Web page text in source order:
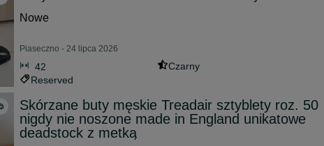
Nowe
Piaseczno - 24 lipca 2026
42
Czarny
Reserved
Skórzane buty męskie Treadair sztyblety roz. 50
nigdy nie noszone made in England unikatowe
deadstock z metką